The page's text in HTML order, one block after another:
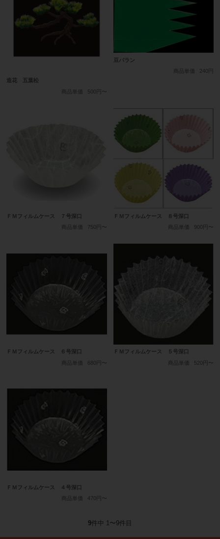
造花 五葉松
商品単価
500円〜
豆バラン
商品単価
240円
ＦＭフィルムケース ７号深口
商品単価
750円〜
ＦＭフィルムケース ８号深口
商品単価
900円〜
ＦＭフィルムケース ６号深口
商品単価
680円〜
ＦＭフィルムケース ５号深口
商品単価
520円〜
ＦＭフィルムケース ４号深口
商品単価
470円〜
9件中 1〜9件目